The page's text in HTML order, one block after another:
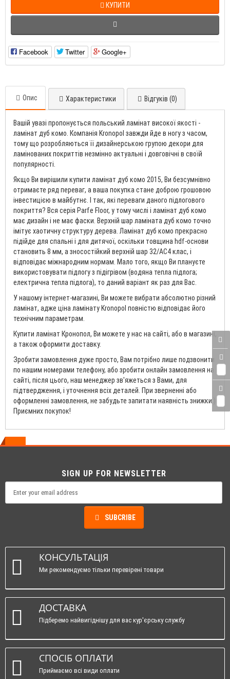
КУПИТИ
Facebook Twitter Google+
Опис Характеристики Відгуків (0)
Вашій увазі пропонується польський ламінат високої якості -
ламінат дуб комо. Компанія Kronopol завжди йде в ногу з часом,
тому що розробляються її дизайнерською групою декори для
ламінованих покриттів незмінно актуальні і довговічні в своїй
популярності.
Якщо Ви вирішили купити ламінат дуб комо 2015, Ви безсумнівно
отримаєте ряд переваг, а ваша покупка стане доброю грошовою
інвестицією в майбутнє. І так, які переваги даного підлогового
покриття? Вся серія Parfe Floor, у тому числі і ламінат дуб комо
має дизайн і не має фаски. Верхній шар ламіната дуб комо точно
імітує хаотичну структуру дерева. Ламінат дуб комо прекрасно
підійде для спальні і для дитячої, оскільки товщина hdf-основи
становить 8 мм, а зносостійкий верхній шар 32/AC4 клас, і
відповідає міжнародним нормам. Мало того, якщо Ви плануєте
використовувати підлогу з підігрівом (водяна тепла підлога;
електрична тепла підлога), то даний варіант як раз для Вас.
У нашому інтернет-магазині, Ви можете вибрати абсолютно різний
ламінат, адже ціна ламінату Kronopol повністю відповідає його
технічним параметрам.
Купити ламінат Кронопол, Ви можете у нас на сайті, або в магазині,
а також оформити доставку.
Зробити замовлення дуже просто, Вам потрібно лише подзвонити
по нашим номерами телефону, або зробити онлайн замовлення на
сайті, після цього, наш менеджер зв'яжеться з Вами, для
підтвердження, і уточнення всіх деталей. При зверненні або
оформленні замовлення, не забудьте запитати наявність знижки;)
Приємних покупок!
SIGN UP FOR NEWSLETTER
SUBCRIBE
КОНСУЛЬТАЦІЯ
Ми рекомендуємо тільки перевірені товари
ДОСТАВКА
Підберемо найвигіднішу для вас кур'єрську службу
СПОСІБ ОПЛАТИ
Приймаємо всі види оплати